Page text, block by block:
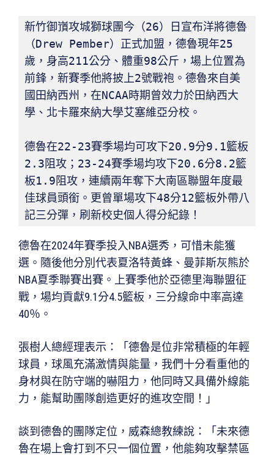
新竹御嵿攻城獅球團今（26）日宣布洋將德魯
（Drew Pember）正式加盟，德魯現年25
歲，身高211公分、體重98公斤，場上位置為
前鋒，新賽季他將披上2號戰袍。德魯來自美
國田納西州，在NCAA時期曾效力於田納西大
學、北卡羅來納大學艾塞維亞分校。
德魯在22-23賽季場均可攻下20.9分9.1籃板
2.3阻攻；23-24賽季場均攻下20.6分8.2籃
板1.9阻攻，連續兩年奪下大南區聯盟年度最
佳球員頭銜。更曾單場攻下48分12籃板外帶八
記三分彈，刷新校史個人得分紀錄！
德魯在2024年賽季投入NBA選秀，可惜未能獲
選。隨後他分別代表夏洛特黃蜂、曼菲斯灰熊於
NBA夏季聯賽出賽。上賽季他於亞德里海聯盟征
戰，場均貢獻9.1分4.5籃板，三分線命中率高達
40％。
張樹人總經理表示：「德魯是位非常積極的年輕
球員，球風充滿激情與能量，我們十分看重他的
身材與在防守端的嚇阻力，他同時又具備外線能
力，能幫助團隊創造更好的進攻空間！」
談到德魯的團隊定位，威森總教練說：「未來德
魯在場上會打到不只一個位置，他能夠攻擊禁區